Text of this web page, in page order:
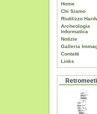
Home
Chi Siamo
Riutilizzo
Archeologia
Informatica
Notizie
Galleria
Contatti
Links